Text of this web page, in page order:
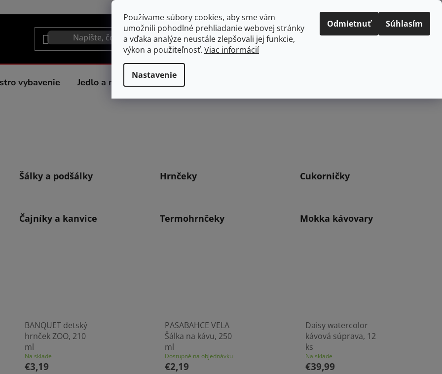
Používame súbory cookies, aby sme vám
umožnili pohodlné prehliadanie webovej stránky
a vďaka analýze neustále zlepšovali jej funkcie,
výkon a použiteľnosť. Viac informácií
Nastavenie
Odmietnuť Súhlasím
PRÁZDNY KOŠÍK
vybavenie Jedlo a nápoje Spotrebiče do kuchyne
Šálky a podšálky Hrnčeky Cukorničky
Čajníky a kanvice Termohrnčeky Mokka kávovary
BANQUET detský
hrnček ZOO, 210
ml
Na sklade
€3,19
PASABAHCE VELA
Šálka na kávu, 250
ml
Dostupné na objednávku
€2,19
Daisy watercolor
kávová súprava, 12
ks
Na sklade
€39,99